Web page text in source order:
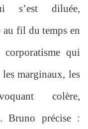
s’est diluée,
au fil du temps en
qui
marginaux, les
colère,
Bruno précise :